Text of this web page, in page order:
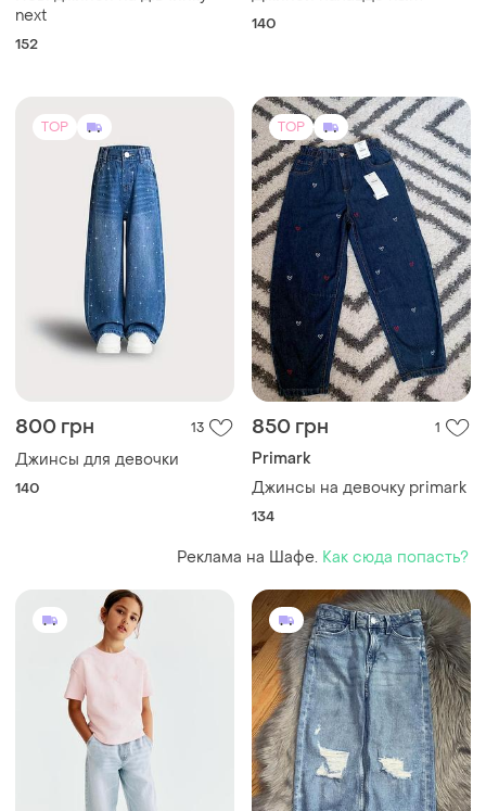
next
152
140
TOP
800 грн 13
Джинсы для девочки
140
TOP
850 грн 1
Primark
Джинсы на девочку primark
134
Реклама на Шафе. Как сюда попасть?